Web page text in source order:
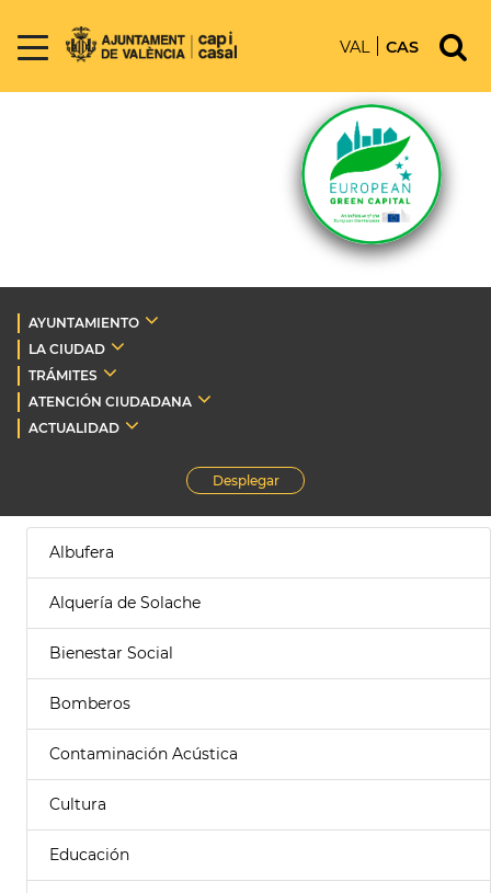
VAL CAS
AYUNTAMIENTO
LA CIUDAD
TRÁMITES
ATENCIÓN CIUDADANA
ACTUALIDAD
Desplegar
Albufera
Alquería de Solache
Bienestar Social
Bomberos
Contaminación Acústica
Cultura
Educación